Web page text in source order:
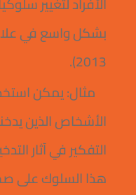
2013).
مثال: يمكن
الأشخاص الذين
التفكير في آثار
هذا السلوك على